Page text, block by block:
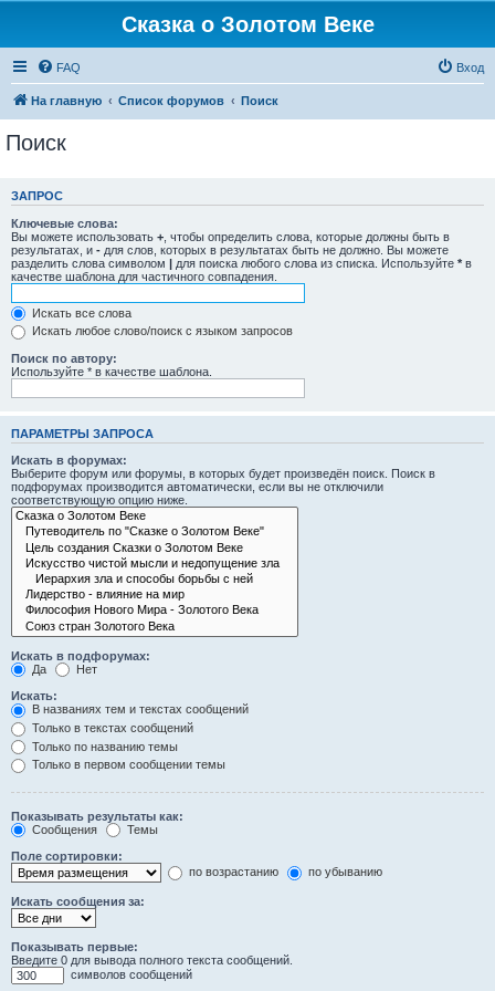
Сказка о Золотом Веке
FAQ Вход
На главную Список форумов Поиск
Поиск
ЗАПРОС
Ключевые слова:
Вы можете использовать + , чтобы определить слова, которые должны быть в
результатах, и - для слов, которых в результатах быть не должно. Вы можете
разделить слова символом | для поиска любого слова из списка. Используйте * в
качестве шаблона для частичного совпадения.
Искать все слова
Искать любое слово/поиск с языком запросов
Поиск по автору:
Используйте * в качестве шаблона.
ПАРАМЕТРЫ ЗАПРОСА
Искать в форумах:
Выберите форум или форумы, в которых будет произведён поиск. Поиск в
подфорумах производится автоматически, если вы не отключили
соответствующую опцию ниже.
Искать в подфорумах:
Да
Нет
Искать:
В названиях тем и текстах сообщений
Только в текстах сообщений
Только по названию темы
Только в первом сообщении темы
Показывать результаты как:
Сообщения
Темы
Поле сортировки:
по возрастанию
по убыванию
Искать сообщения за:
Показывать первые:
Введите 0 для вывода полного текста сообщений.
символов сообщений